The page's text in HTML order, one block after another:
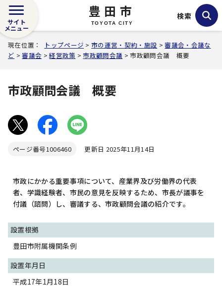
豊田市
TOYOTA CITY
サイト
メニュー
検索
現在位置： トップページ >市の運営・契約・施設 >審議会・会議な
ど >審議会 >経営政策 >市政顧問会議 > 市政顧問会議 概要
市政顧問会議 概要
ページ番号1006460 更新日 2025年11月14日
市政にかかる重要事項について、産業界及び労働界の代表
者、学識経験者、市民の意見を反映するため、市長が議事を
付議（諮問）し、審議する、市政顧問会議の紹介です。
設置根拠
豊田市附属機関条例
設置年月日
平成17年1月18日